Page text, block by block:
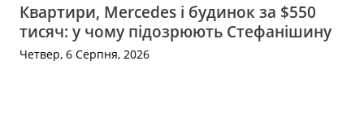
Квартири, Mercedes і будинок за $550
тисяч: у чому підозрюють Стефанішину
Четвер, 6 Серпня, 2026